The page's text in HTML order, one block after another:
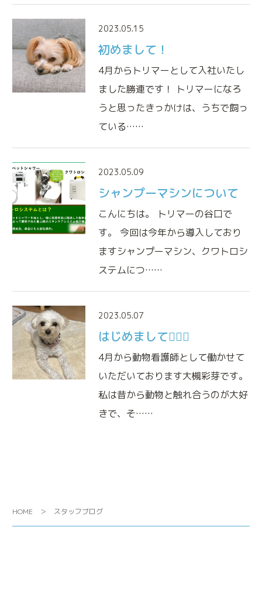
免疫本来の力を高める治療法です
鎮痛療法
痛みと不安を緩和する治療法です
2023.05.15
初めまして！
4月からトリマーとして入社いたし
ました勝連です！ トリマーになろ
うと思ったきっかけは、うちで飼っ
ている……
2023.05.09
シャンプーマシンについて
こんにちは。 トリマーの谷口で
す。 今回は今年から導入しており
ますシャンプーマシン、クワトロシ
ステムにつ……
2023.05.07
はじめまして🙇🏻‍♀️
4月から動物看護師として働かせて
いただいております大槻彩芽です。
私は昔から動物と触れ合うのが大好
きで、そ……
HOME スタッフブログ